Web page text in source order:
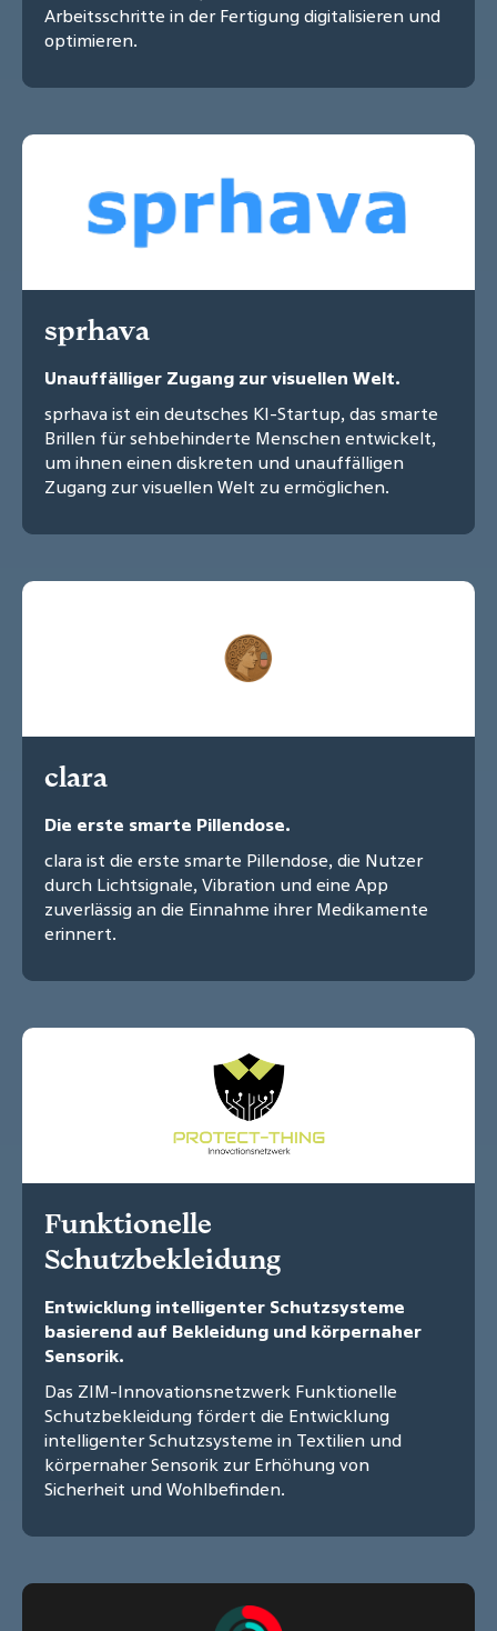
Arbeitsschritte in der Fertigung digitalisieren und
optimieren.
sprhava
Unauffälliger Zugang zur visuellen Welt.
sprhava ist ein deutsches KI-Startup, das smarte
Brillen für sehbehinderte Menschen entwickelt,
um ihnen einen diskreten und unauffälligen
Zugang zur visuellen Welt zu ermöglichen.
clara
Die erste smarte Pillendose.
clara ist die erste smarte Pillendose, die Nutzer
durch Lichtsignale, Vibration und eine App
zuverlässig an die Einnahme ihrer Medikamente
erinnert.
Funktionelle
Schutzbekleidung
Entwicklung intelligenter Schutzsysteme
basierend auf Bekleidung und körpernaher
Sensorik.
Das ZIM-Innovationsnetzwerk Funktionelle
Schutzbekleidung fördert die Entwicklung
intelligenter Schutzsysteme in Textilien und
körpernaher Sensorik zur Erhöhung von
Sicherheit und Wohlbefinden.